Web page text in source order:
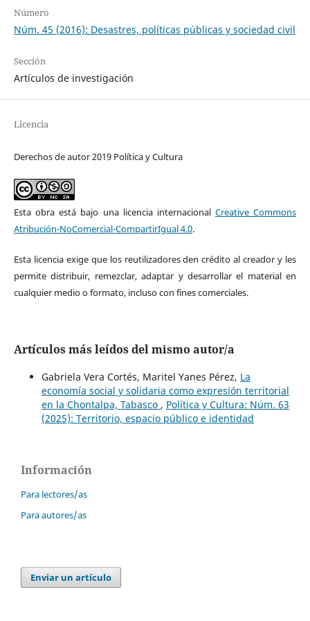
Número
Núm. 45 (2016): Desastres, políticas públicas y sociedad civil
Sección
Artículos de investigación
Licencia
Derechos de autor 2019 Política y Cultura
Esta obra está bajo una licencia internacional Creative Commons
Atribución-NoComercial-CompartirIgual 4.0.
Esta licencia exige que los reutilizadores den crédito al creador y les
permite distribuir, remezclar, adaptar y desarrollar el material en
cualquier medio o formato, incluso con fines comerciales.
Artículos más leídos del mismo autor/a
Gabriela Vera Cortés, Maritel Yanes Pérez, La
economía social y solidaria como expresión territorial
en la Chontalpa, Tabasco , Política y Cultura: Núm. 63
(2025): Territorio, espacio público e identidad
Información
Para lectores/as
Para autores/as
Enviar un artículo